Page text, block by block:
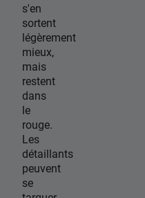
s'en
sortent
légèrement
mieux,
mais
restent
dans
le
rouge.
Les
détaillants
peuvent
se